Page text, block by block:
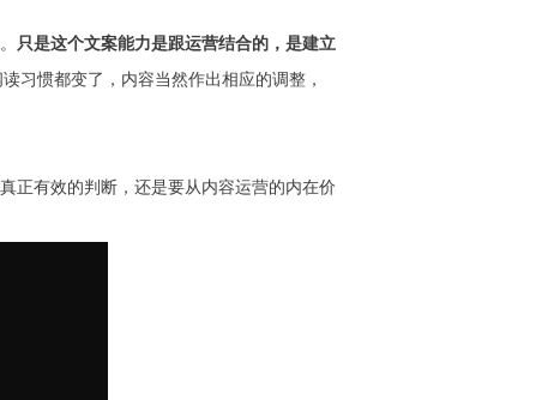
只是这个文案能力是跟运营结合的，是建立
习惯都变了，内容当然作出相应的调整，
正有效的判断，还是要从内容运营的内在价